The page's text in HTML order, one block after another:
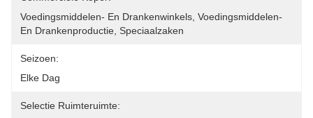
Voedingsmiddelen- En Drankenwinkels, Voedingsmiddelen-
En Drankenproductie, Speciaalzaken
Seizoen:
Elke Dag
Selectie Ruimteruimte: